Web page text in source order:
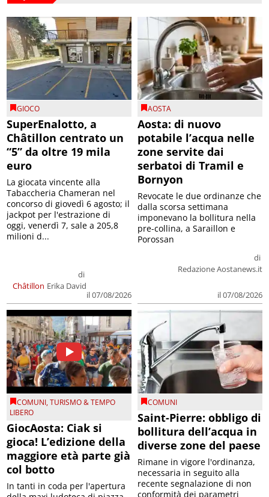
GIOCO
SuperEnalotto, a
Châtillon centrato un
“5” da oltre 19 mila
euro
Châtillon
di
Erika David
il 07/08/2026
La giocata vincente alla
Tabaccheria Chameran nel
concorso di giovedì 6 agosto; il
jackpot per l'estrazione di
oggi, venerdì 7, sale a 205,8
milioni d...
AOSTA
Aosta: di nuovo
potabile l’acqua nelle
zone servite dai
serbatoi di Tramil e
Bornyon
di
Redazione Aostanews.it
il 07/08/2026
Revocate le due ordinanze che
dalla scorsa settimana
imponevano la bollitura nella
pre-collina, a Saraillon e
Porossan
COMUNI,TURISMO & TEMPO
LIBERO
GiocAosta: Ciak si
gioca! L’edizione della
maggiore età parte già
col botto
In tanti in coda per l'apertura
COMUNI
Saint-Pierre: obbligo di
bollitura dell’acqua in
diverse zone del paese
Rimane in vigore l'ordinanza,
necessaria in seguito alla
recente segnalazione di non
conformità dei parametri